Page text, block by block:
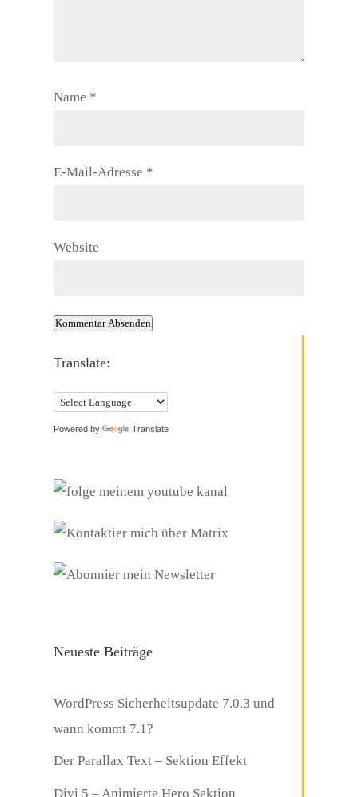
Name *
E-Mail-Adresse *
Website
Kommentar Absenden
Translate:
Powered by Translate
Neueste Beiträge
WordPress Sicherheitsupdate 7.0.3 und
wann kommt 7.1?
Der Parallax Text – Sektion Effekt
Divi 5 – Animierte Hero Sektion